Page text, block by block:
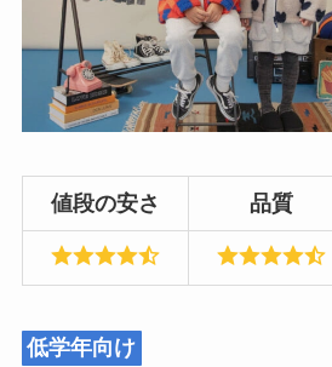
値段の安さ 品質
低学年向け